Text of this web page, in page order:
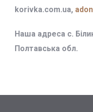
korivka.com.ua,
Наша адреса с.
Полтавська обл.